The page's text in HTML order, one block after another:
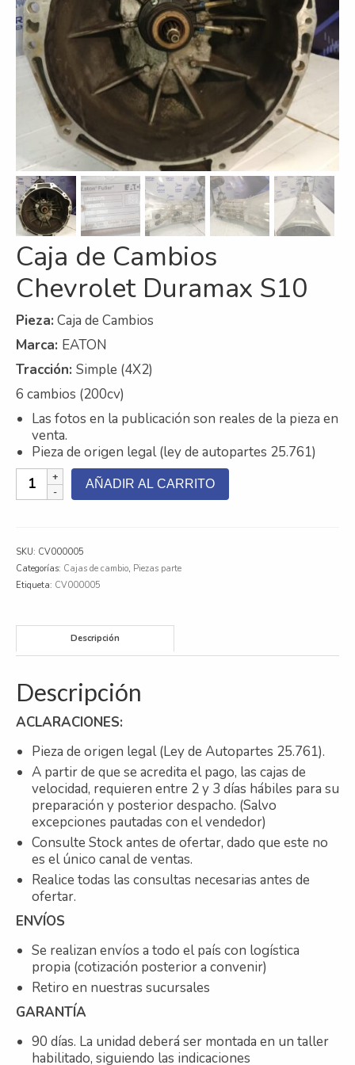
Refrigeración
Servicios
A campo
Comercial y Servicios
Desarmadero
Generación
Inyección
Mecanizado
Motores
Reman
Turbos
Contacto
Nosotros
Galeria
Trabaja con nosotros
Caja de Cambios
Chevrolet Duramax S10
Pieza: Caja de Cambios
Marca: EATON
Tracción: Simple (4X2)
6 cambios (200cv)
Las fotos en la publicación son reales de la pieza en
venta.
Pieza de origen legal (ley de autopartes 25.761)
Caja
de
S10
cantidad
AÑADIR AL CARRITO
SKU: CV000005
Categorías: Cajas de cambio, Piezas parte
Etiqueta: CV000005
Descripción
Descripción
ACLARACIONES:
Pieza de origen legal (Ley de Autopartes 25.761).
A partir de que se acredita el pago, las cajas de
velocidad, requieren entre 2 y 3 días hábiles para su
preparación y posterior despacho. (Salvo
excepciones pautadas con el vendedor)
Consulte Stock antes de ofertar, dado que este no
es el único canal de ventas.
Realice todas las consultas necesarias antes de
ofertar.
ENVÍOS
Se realizan envíos a todo el país con logística
propia (cotización posterior a convenir)
Retiro en nuestras sucursales
GARANTÍA
90 días. La unidad deberá ser montada en un taller
habilitado, siguiendo las indicaciones